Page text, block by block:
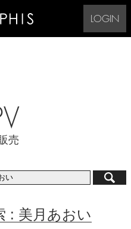
LOGIN
売
: 美月あおい